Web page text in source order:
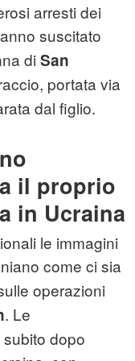
arresti dei
suscitato
di San
portata via
dal figlio.
il proprio
in Ucraina
le immagini
come ci sia
operazioni
. Le
dopo